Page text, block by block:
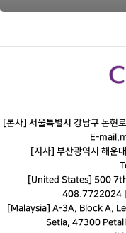
[본사] 서울특별시 강남구 논현
E-mail.
[지사] 부산광역시 해운
[United States] 500
408.7722024
[Malaysia] A-3A, Block A,
Setia, 47300